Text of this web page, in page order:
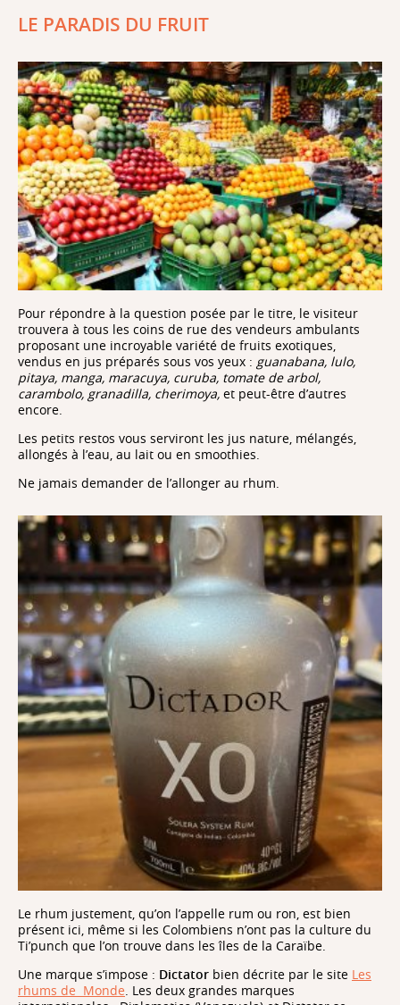
LE PARADIS DU FRUIT
Pour répondre à la question posée par le titre, le visiteur
trouvera à tous les coins de rue des vendeurs ambulants
proposant une incroyable variété de fruits exotiques,
vendus en jus préparés sous vos yeux : guanabana, lulo,
pitaya, manga, maracuya, curuba, tomate de arbol,
carambolo, granadilla, cherimoya, et peut-être d’autres
encore.
Les petits restos vous serviront les jus nature, mélangés,
allongés à l’eau, au lait ou en smoothies.
Ne jamais demander de l’allonger au rhum.
Le rhum justement, qu’on l’appelle rum ou ron, est bien
présent ici, même si les Colombiens n’ont pas la culture du
Ti’punch que l’on trouve dans les îles de la Caraïbe.
Une marque s’impose : Dictator bien décrite par le site Les
rhums de Monde. Les deux grandes marques